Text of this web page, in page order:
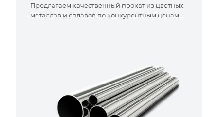
Предлагаем качественный прокат из цветных
металлов и сплавов по конкурентным ценам.